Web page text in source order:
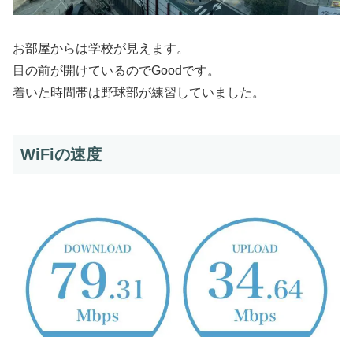
お部屋からは学校が見えます。
目の前が開けているのでGoodです。
着いた時間帯は野球部が練習していました。
WiFiの速度